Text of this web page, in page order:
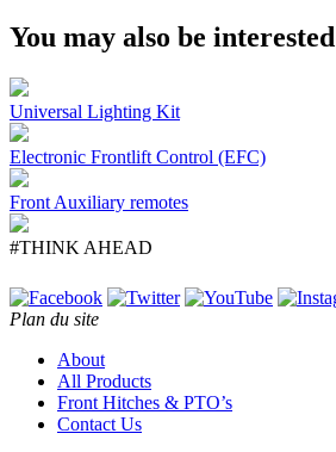
You may also be
Universal Lighting Kit
Electronic Frontlift Control (EFC)
Front Auxiliary remotes
#THINK AHEAD
Plan du site
About
All Products
Front Hitches & PTO’s
Contact Us